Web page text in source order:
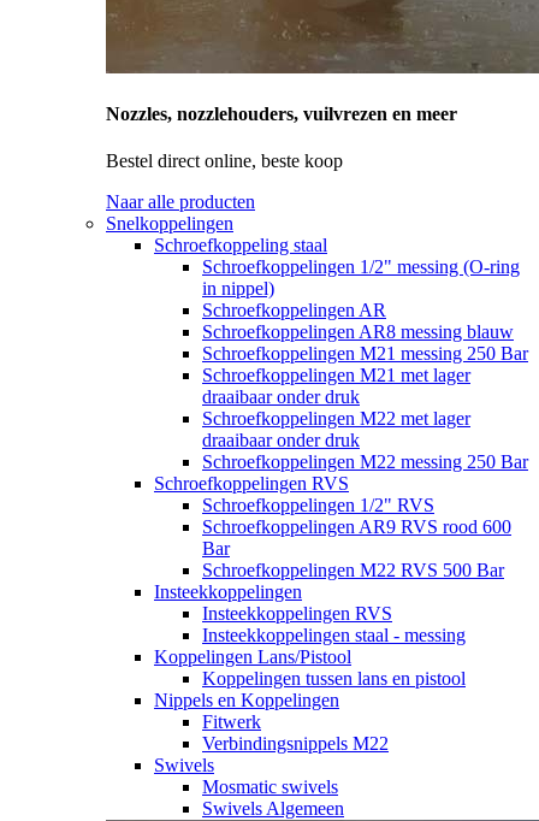
Nozzles, nozzlehouders, vuilvrezen en meer
Bestel direct online, beste koop
Naar alle producten
Snelkoppelingen
Schroefkoppeling staal
Schroefkoppelingen 1/2" messing (O-ring
in nippel)
Schroefkoppelingen AR
Schroefkoppelingen AR8 messing blauw
Schroefkoppelingen M21 messing 250 Bar
Schroefkoppelingen M21 met lager
draaibaar onder druk
Schroefkoppelingen M22 met lager
draaibaar onder druk
Schroefkoppelingen M22 messing 250 Bar
Schroefkoppelingen RVS
Schroefkoppelingen 1/2" RVS
Schroefkoppelingen AR9 RVS rood 600
Bar
Schroefkoppelingen M22 RVS 500 Bar
Insteekkoppelingen
Insteekkoppelingen RVS
Insteekkoppelingen staal - messing
Koppelingen Lans/Pistool
Koppelingen tussen lans en pistool
Nippels en Koppelingen
Fitwerk
Verbindingsnippels M22
Swivels
Mosmatic swivels
Swivels Algemeen